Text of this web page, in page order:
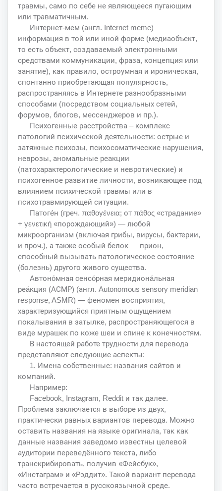
травмы, само по себе не являющееся пугающим
или травматичным.
Интернет-мем (англ. Internet meme) —
информация в той или иной форме (медиаобъект,
то есть объект, создаваемый электронными
средствами коммуникации, фраза, концепция или
занятие), как правило, остроумная и ироническая,
спонтанно приобретающая популярность,
распространяясь в Интернете разнообразными
способами (посредством социальных сетей,
форумов, блогов, мессенджеров и пр.).
Психогенные расстройства – комплекс
патологий психической деятельности: острые и
затяжные психозы, психосоматические нарушения,
неврозы, аномальные реакции
(патохарактерологические и невротические) и
психогенное развитие личности, возникающее под
влиянием психической травмы или в
психотравмирующей ситуации.
Патоге́н (греч. παθογένεια; от πάθος «страдание»
+ γενετική «порождающий») — любой
микроорганизм (включая грибы, вирусы, бактерии,
и проч.), а также особый белок — прион,
способный вызывать патологическое состояние
(болезнь) другого живого существа.
Автоно́мная сенсо́рная меридиона́льная
реа́кция (АСМР) (англ. Autonomous sensory meridian
response, ASMR) — феномен восприятия,
характеризующийся приятным ощущением
покалывания в затылке, распространяющегося в
виде мурашек по коже шеи и спине к конечностям.
В настоящей работе трудности для перевода
представляют следующие аспекты:
1. Имена собственные: названия сайтов и
компаний.
Например:
Facebook, Instagram, Reddit и так далее.
Проблема заключается в выборе из двух,
практически равных вариантов перевода. Можно
оставить названия на языке оригинала, так как
данные названия заведомо известны целевой
аудитории переведённого текста, либо
транскрибировать, получив «Фейсбук»,
«Инстаграм» и «Рэддит». Такой вариант перевода
часто встречается в русскоязычной среде.